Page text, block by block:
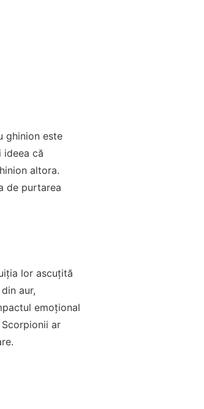
ghinion este
ideea că
altora.
de purtarea
lor ascuțită
aur,
emoțional
ar